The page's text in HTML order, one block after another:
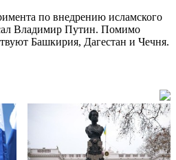
по внедрению исламского
Владимир Путин. Помимо
Башкирия, Дагестан и Чечня.